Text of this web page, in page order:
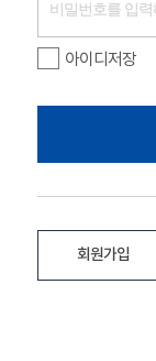
아이디저장
회원가입